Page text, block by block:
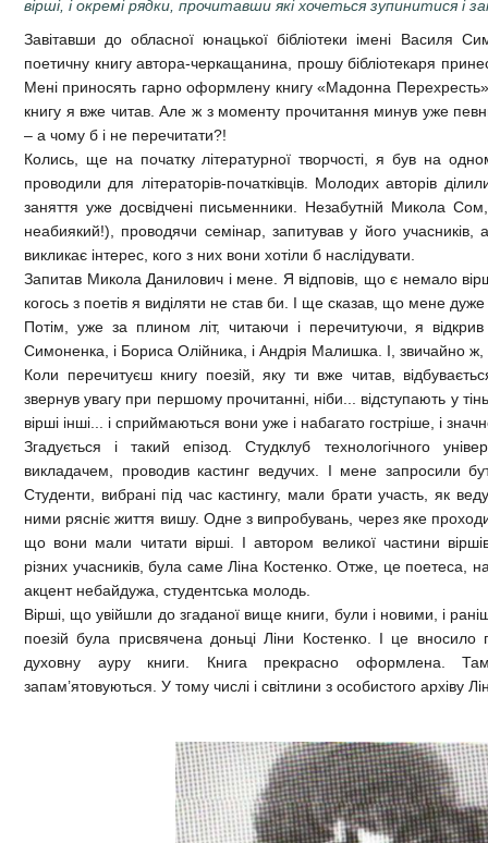
вірші, і окремі рядки, прочитавши які хочеться зупинитися і
Завітавши до обласної юнацької бібліотеки імені Василя
поетичну книгу автора-черкащанина, прошу бібліотекаря
Мені приносять гарно оформлену книгу «Мадонна
книгу я вже читав. Але ж з моменту прочитання минув уже
– а чому б і не перечитати?!
Колись, ще на початку літературної творчості, я був на
проводили для літераторів-початківців. Молодих авторів
заняття уже досвідчені письменники. Незабутній Микола
неабиякий!), проводячи семінар, запитував у його учасників,
викликає інтерес, кого з них вони хотіли б наслідувати.
Запитав Микола Данилович і мене. Я відповів, що є немало
когось з поетів я виділяти не став би. І ще сказав, що мене
Потім, уже за плином літ, читаючи і перечитуючи, я
Симоненка, і Бориса Олійника, і Андрія Малишка. І, звичайно ж,
Коли перечитуєш книгу поезій, яку ти вже читав,
звернув увагу при першому прочитанні, ніби... відступають у
вірші інші... і сприймаються вони уже і набагато гостріше, і
Згадується і такий епізод. Студклуб технологічного
викладачем, проводив кастинг ведучих. І мене запросили
Студенти, вибрані під час кастингу, мали брати участь, як
ними рясніє життя вишу. Одне з випробувань, через яке
що вони мали читати вірші. І автором великої частини
різних учасників, була саме Ліна Костенко. Отже, це поетеса,
акцент небайдужа, студентська молодь.
Вірші, що увійшли до згаданої вище книги, були і новими, і
поезій була присвячена доньці Ліни Костенко. І це вносило
духовну ауру книги. Книга прекрасно оформлена.
запам’ятовуються. У тому числі і світлини з особистого архіву